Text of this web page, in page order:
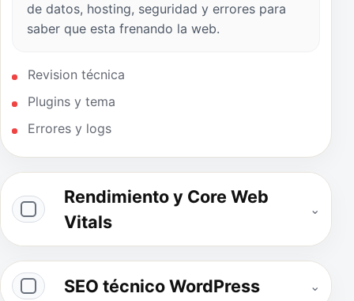
de datos, hosting, seguridad y errores para
saber que esta frenando la web.
Revision técnica
Plugins y tema
Errores y logs
Rendimiento y Core Web
Vitals
⌄
SEO técnico WordPress ⌄